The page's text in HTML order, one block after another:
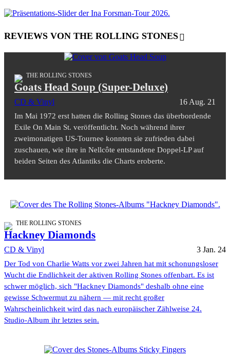
REVIEWS VON THE ROLLING STONES
THE ROLLING STONES
Goats Head Soup (Super-Deluxe)
CD & Vinyl 16 Aug. 21
Im Mai 1972 erst hatten die Rolling Stones das überbordende
Exile On Main St. veröffentlicht. Noch während ihrer
zweimonatigen US-Tournee konnten sie zufrieden dabei
zuschauen, wie ihre in Nellcôte entstandene Doppel-LP auf
beiden Seiten des Atlantiks die Charts eroberte.
THE ROLLING STONES
Hackney Diamonds
CD & Vinyl 3 Jan. 24
Der Tod von Charlie Watts vor zwei Jahren hat mit schonungsloser
Wucht die Endlichkeit der aktiven Rolling Stones offenbart. Es ist
schwer möglich, sich "Hackney Diamonds" deshalb ohne eine
gewisse Schwermut zu nähern — mit recht großer
Wahrscheinlichkeit wird das nach europäischer Zählweise 24.
Studio-Album ihr letztes sein.